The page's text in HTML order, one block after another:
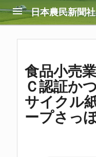
menu 日本農民新聞社
食品小売
Ｃ認証か
サイクル
ープさっ